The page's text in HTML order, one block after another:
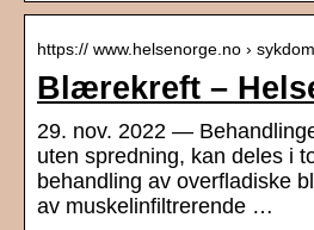
https:// www.helsenorge.no ›
Blærekreft –
29. nov. 2022 —
uten spredning, kan deles i
behandling av overfladiske
av muskelinfiltrerende …